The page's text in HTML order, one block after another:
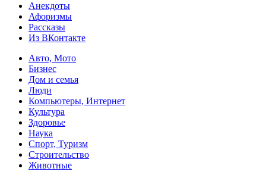
Анекдоты
Афоризмы
Рассказы
Из ВКонтакте
Авто, Мото
Бизнес
Дом и семья
Люди
Компьютеры, Интернет
Культура
Здоровье
Наука
Спорт, Туризм
Строительство
Животные